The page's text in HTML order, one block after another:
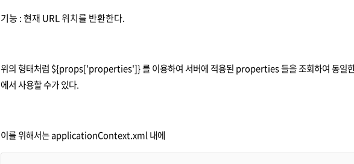
기능 : 현재 URL 위치를 반환한다.
위의 형태처럼 ${props['properties']} 를 이용하여 서버에 적용된 properties 들을 조회하여 동
에서 사용할 수가 있다.
이를 위해서는 applicationContext.xml 내에